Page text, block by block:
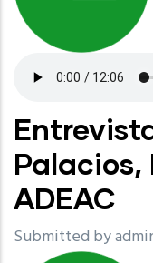
Palacios,
ADEAC
Submitted by